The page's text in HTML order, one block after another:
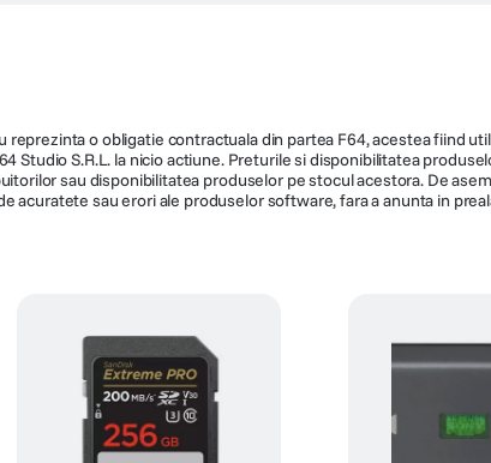
reprezinta o obligatie contractuala din partea F64, acestea fiind
S.R.L. la nicio actiune. Preturile si disponibilitatea
sau disponibilitatea produselor pe stocul acestora. De
acuratete sau erori ale produselor software, fara a anunta in